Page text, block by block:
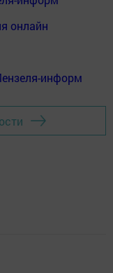
онлайн
информ